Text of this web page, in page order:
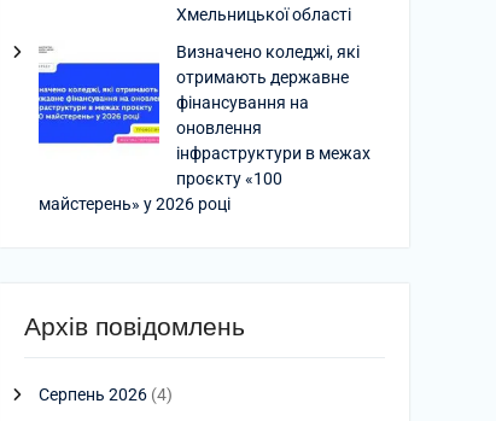
Хмельницької області
Визначено коледжі, які
отримають державне
фінансування на
оновлення
інфраструктури в межах
проєкту «100
майстерень» у 2026 році
Архів повідомлень
Серпень 2026 (4)